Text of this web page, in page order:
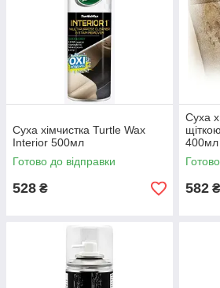
Суха хімчистка Turtle Wax
Interior 500мл
Готово до відправки
528 ₴
Суха
400мл
582 ₴